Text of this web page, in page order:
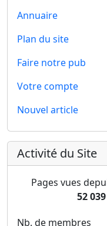
Annuaire
Plan du site
Faire notre pub
Votre compte
Nouvel article
Activité du Site
Pages vues
52
Nb. de membres